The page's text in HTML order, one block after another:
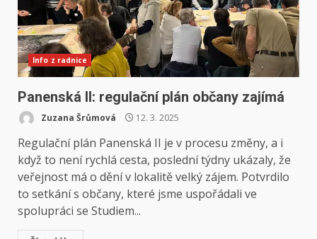
Info z radnice
Panenská II: regulační plán občany zajímá
Zuzana Šrůmová 12. 3. 2025
Regulační plán Panenská II je v procesu změny, a i
když to není rychlá cesta, poslední týdny ukázaly, že
veřejnost má o dění v lokalitě velký zájem. Potvrdilo
to setkání s občany, které jsme uspořádali ve
spolupráci se Studiem...